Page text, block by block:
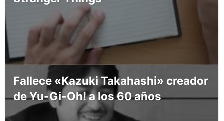
Fallece «Kazuki Takahashi» creador
de Yu-Gi-Oh! a los 60 años